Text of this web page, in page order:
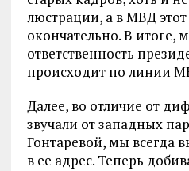
люстрации, а в МВД
окончательно. В
ответственность
происходит по линии
Далее, во отличие от
звучали от западных
Гонтаревой, мы всегда
в ее адрес. Теперь